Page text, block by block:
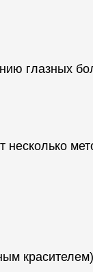
глазных